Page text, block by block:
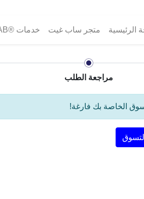
الرئيسية متجر ساب غيت خدمات ®SAB
مراجعة الطلب
الخاصة بك فارغة!